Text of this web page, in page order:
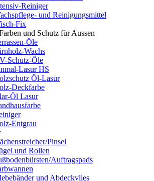
Reiniger
und Reinigungsmittel
Fix
und Schutz für Aussen
Öle
Wachs
Schutz-Öle
Lasur HS
Öl-Lasur
Deckfarbe
Öl Lasur
Entgrau
Pinsel
und Rollen
Auftragspads
und Abdeckvlies